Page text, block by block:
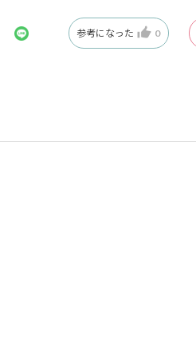
参考になった 0